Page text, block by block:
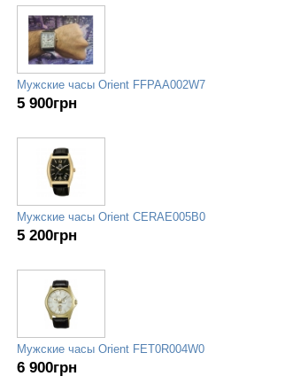
Мужские часы Orient FFPAA002W7
5 900грн
Мужские часы Orient CERAE005B0
5 200грн
Мужские часы Orient FET0R004W0
6 900грн